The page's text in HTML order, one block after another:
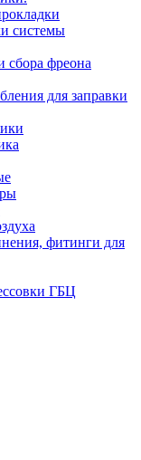
системы
сбора фреона
для заправки
фитинги для
ГБЦ